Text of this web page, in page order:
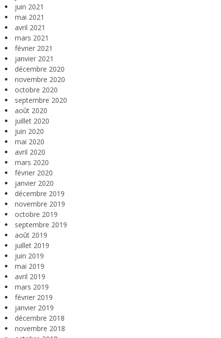
juin 2021
mai 2021
avril 2021
mars 2021
février 2021
janvier 2021
décembre 2020
novembre 2020
octobre 2020
septembre 2020
août 2020
juillet 2020
juin 2020
mai 2020
avril 2020
mars 2020
février 2020
janvier 2020
décembre 2019
novembre 2019
octobre 2019
septembre 2019
août 2019
juillet 2019
juin 2019
mai 2019
avril 2019
mars 2019
février 2019
janvier 2019
décembre 2018
novembre 2018